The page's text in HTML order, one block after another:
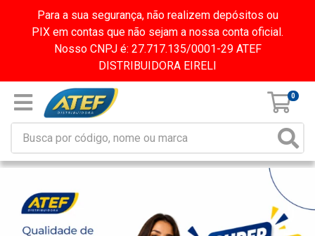
Para a sua segurança, não realizem depósitos ou
PIX em contas que não sejam a nossa conta oficial.
Nosso CNPJ é: 27.717.135/0001-29 ATEF
DISTRIBUIDORA EIRELI
0